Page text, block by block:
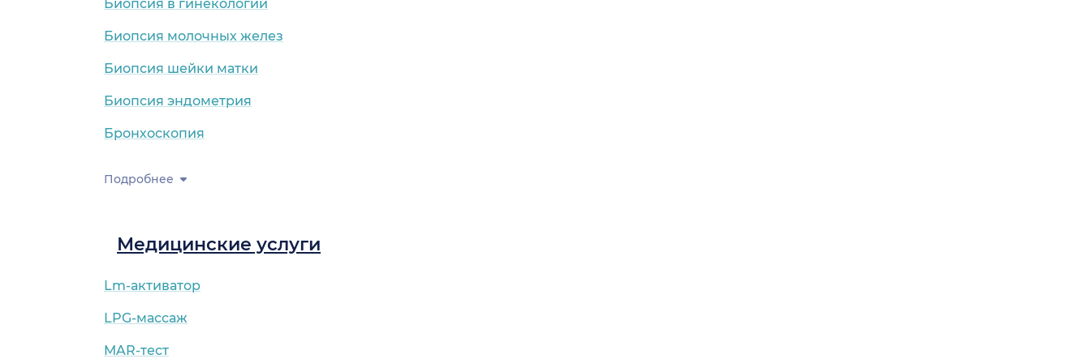
Биопсия в гинекологии
Биопсия молочных желез
Биопсия шейки матки
Биопсия эндометрия
Бронхоскопия
Подробнее
Медицинские услуги
Lm-активатор
LPG-массаж
MAR-тест